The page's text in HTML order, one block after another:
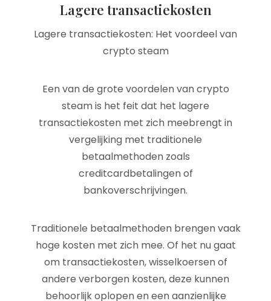
Lagere transactiekosten
Lagere transactiekosten: Het voordeel van
crypto steam
Een van de grote voordelen van crypto
steam is het feit dat het lagere
transactiekosten met zich meebrengt in
vergelijking met traditionele
betaalmethoden zoals
creditcardbetalingen of
bankoverschrijvingen.
Traditionele betaalmethoden brengen vaak
hoge kosten met zich mee. Of het nu gaat
om transactiekosten, wisselkoersen of
andere verborgen kosten, deze kunnen
behoorlijk oplopen en een aanzienlijke